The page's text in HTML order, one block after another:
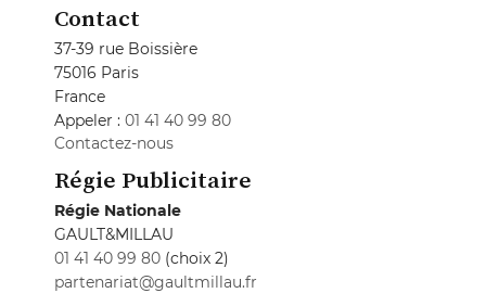
Contact
37-39 rue Boissière
75016 Paris
France
Appeler : 01 41 40 99 80
Contactez-nous
Régie Publicitaire
Régie Nationale
GAULT&MILLAU
01 41 40 99 80 (choix 2)
partenariat@gaultmillau.fr